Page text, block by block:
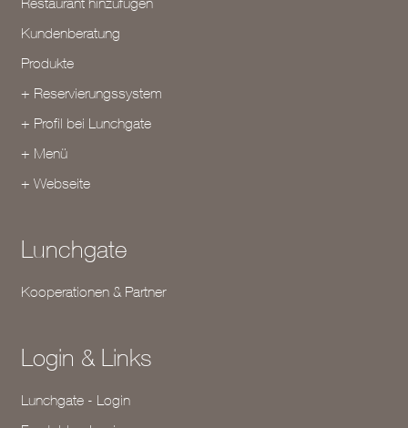
Kundenberatung
Produkte
+ Reservierungssystem
+ Profil bei Lunchgate
+ Menü
+ Webseite
Lunchgate
Kooperationen & Partner
Login & Links
Lunchgate - Login